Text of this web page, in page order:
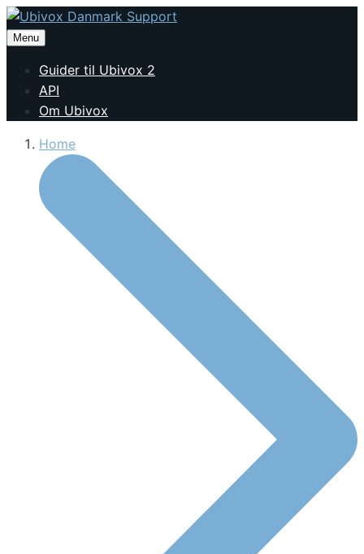
Menu
Guider til Ubivox 2
API
Om Ubivox
Home